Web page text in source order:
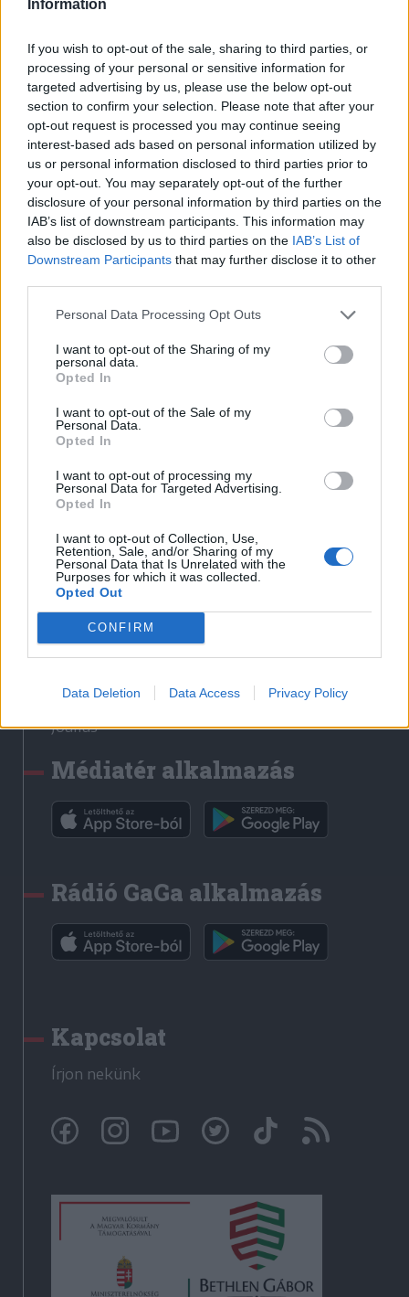
Information
If you wish to opt-out of the sale, sharing to third parties, or
processing of your personal or sensitive information for
targeted advertising by us, please use the below opt-out
section to confirm your selection. Please note that after your
opt-out request is processed you may continue seeing
interest-based ads based on personal information utilized by
us or personal information disclosed to third parties prior to
your opt-out. You may separately opt-out of the further
disclosure of your personal information by third parties on the
IAB’s list of downstream participants. This information may
also be disclosed by us to third parties on the IAB’s List of
Downstream Participants that may further disclose it to other
Personal Data Processing Opt Outs
I want to opt-out of the Sharing of my
personal data.
Opted In
I want to opt-out of the Sale of my
Personal Data.
Opted In
I want to opt-out of processing my
Personal Data for Targeted Advertising.
Opted In
I want to opt-out of Collection, Use,
Retention, Sale, and/or Sharing of my
Personal Data that Is Unrelated with the
Purposes for which it was collected.
Opted Out
CONFIRM
Data Deletion Data Access Privacy Policy
Hasznos
Impresszum
Szerzői jogok
Adatvédelmi tájékoztató
Cookie-kezelési tájékoztató
Hozzászólási szabályzat
Nyomtatott lapjaink archívuma
Székely Hírmondó archívuma
Sütibeállítások
Médiatér
Liget
Krónika
Bihari Napló
Erdélyi Napló
Főtér
Rádió GaGa
Jóállás
Médiatér alkalmazás
Rádió GaGa alkalmazás
Kapcsolat
Írjon nekünk